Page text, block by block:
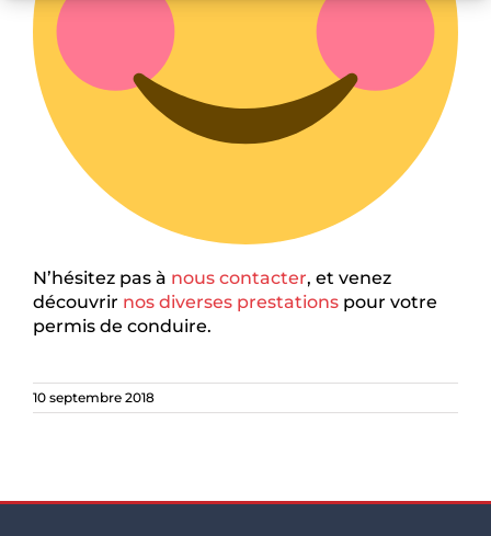
N’hésitez pas à nous contacter, et venez
découvrir nos diverses prestationspour votre
permis de conduire.
10 septembre 2018